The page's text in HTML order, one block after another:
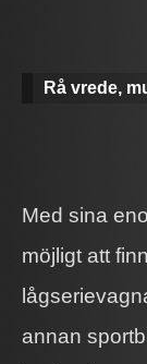
Rå vrede,
Med sina
möjligt att
annan